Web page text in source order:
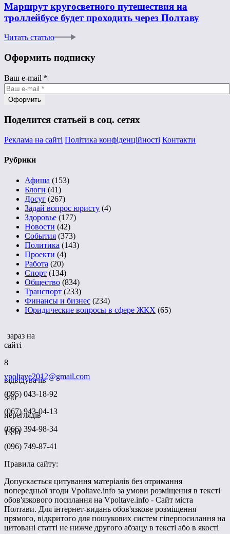
Маршрут кругосветного путешествия на
троллейбусе будет проходить через Полтаву
Читать статью
Оформить подписку
Ваш e-mail *
Поделится статьей в соц. сетях
Реклама на сайті Політика конфіденційності Контакти
Рубрики
Афиша (153)
Блоги (41)
Досуг (267)
Задай вопрос юристу (4)
Здоровье (177)
Новости (42)
События (373)
Политика (143)
Проекти (4)
Работа (20)
Спорт (134)
Общество (834)
Транспорт (233)
Финансы и бизнес (234)
Юридические вопросы в сфере ЖКХ (65)
зараз на
сайті
8
відвідувачів
340
переглядів
1394
vpoltave2012@gmail.com
(095) 043-18-92
(067) 943-04-13
(066) 394-98-34
(096) 749-87-41
Правила сайту:
Допускається цитування матеріалів без отримання
попередньої згоди Vpoltave.info за умови розміщення в тексті
обов'язкового посилання на Vpoltave.info - Сайт міста
Полтави. Для інтернет-видань обов'язкове розміщення
прямого, відкритого для пошукових систем гіперпосилання на
цитовані статті не нижче другого абзацу в тексті або в якості